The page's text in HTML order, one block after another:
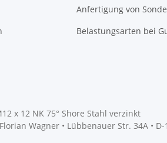
Anfertigung von
Belastungsarten bei
x 12 NK 75° Shore Stahl verzinkt
Wagner • Lübbenauer Str. 34A •